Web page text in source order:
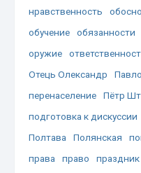
нравственность
обучение
обязанности
оружие
Отець Олександр
перенаселение
Пётр
подготовка к дискуссии
Полтава
Полянская
права
право праздник